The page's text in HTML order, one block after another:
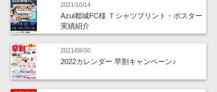
2021/10/14
Azul都城FC様 Ｔシャツプリント・ポスター
実績紹介
2021/08/30
2022カレンダー 早割キャンペーン♪